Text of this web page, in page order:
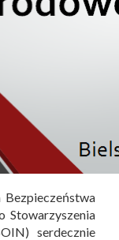
Bezpieczeństwa
Stowarzyszenia
serdecznie